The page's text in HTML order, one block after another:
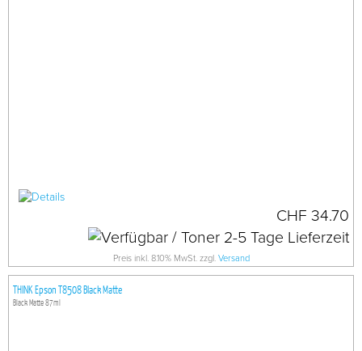
CHF 34.70
Preis inkl. 8.10% MwSt. zzgl. Versand
THINK Epson T8508 Black Matte
Black Matte 87ml